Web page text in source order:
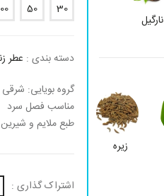
نارگیل
زیره
30
50
دسته بندی : عطر
گروه بویایی: شرقی
مناسب فصل سرد
طبع ملایم و شیرین
اشتراک گذاری :